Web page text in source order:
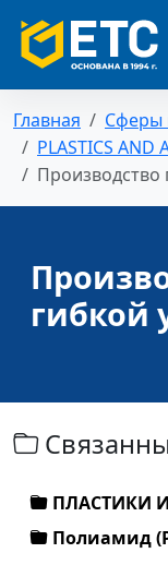
Главная
Сферы
PLASTICS AND
Производство
гибкой
ПЛАСТИКИ
Полиамид